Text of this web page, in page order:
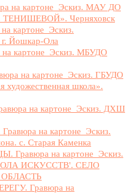
на картоне_Эскиз. МАУ ДО
Черняховск
картоне_Эскиз.
г. Йошкар-Ола
картоне_Эскиз. МБУДО
на картоне_Эскиз. ГБУДО
художественная школа».
на картоне_Эскиз. ДХШ
на картоне_Эскиз.
с. Старая Каменка
на картоне_Эскиз.
ИСКУССТВ'. СЕЛО
Гравюра на